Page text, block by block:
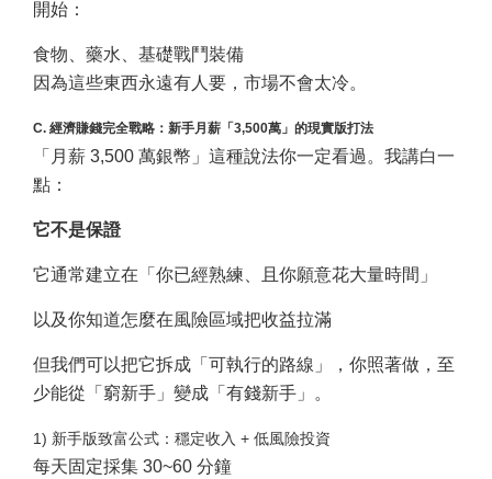
開始：
食物、藥水、基礎戰鬥裝備
因為這些東西永遠有人要，市場不會太冷。
C. 經濟賺錢完全戰略：新手月薪「3,500萬」的現實版打法
「月薪 3,500 萬銀幣」這種說法你一定看過。我講白一
點：
它不是保證
它通常建立在「你已經熟練、且你願意花大量時間」
以及你知道怎麼在風險區域把收益拉滿
但我們可以把它拆成「可執行的路線」，你照著做，至
少能從「窮新手」變成「有錢新手」。
1) 新手版致富公式：穩定收入 + 低風險投資
每天固定採集 30~60 分鐘